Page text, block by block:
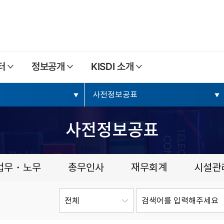
정보공개 KISDI 소개
사전정보공표
사전정보공표
무・노무 총무인사 재무회계 시설관